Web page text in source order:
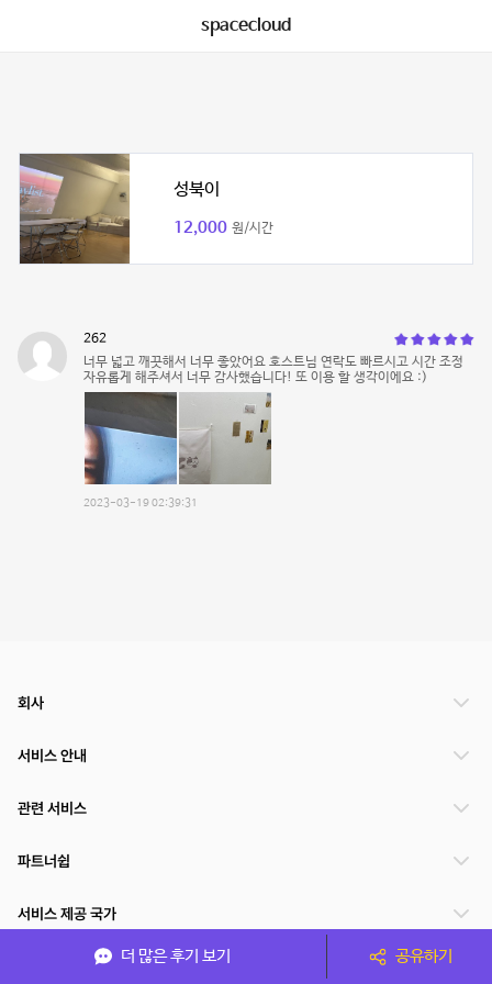
spacecloud
성북이
12,000 원/시간
262
너무 넓고 깨끗해서 너무 좋았어요 호스트님 연락도 빠르시고 시간 조정
자유롭게 해주셔서 너무 감사했습니다! 또 이용 할 생각이에요 :)
2023-03-19 02:39:31
더 많은 후기 보기 공유하기
회사
서비스 안내
관련 서비스
파트너쉽
서비스 제공 국가